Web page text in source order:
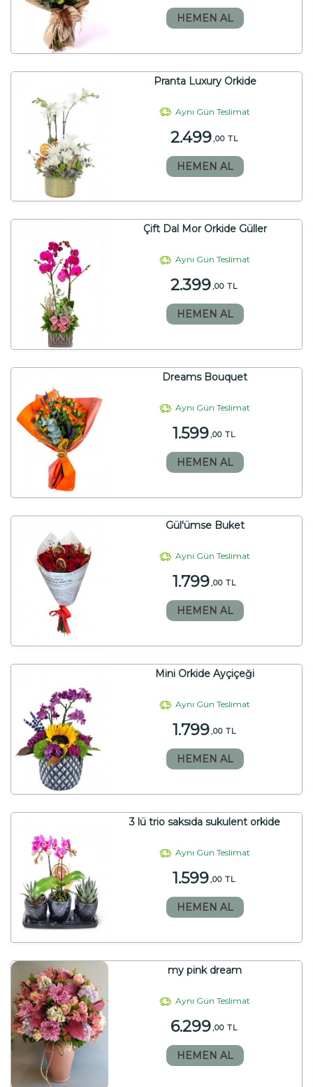
HEMEN AL
Pranta Luxury Orkide
Aynı Gün Teslimat
2.499 ,00 TL
HEMEN AL
Çift Dal Mor Orkide Güller
Aynı Gün Teslimat
2.399,00 TL
HEMEN AL
Dreams Bouquet
Aynı Gün Teslimat
1.599,00 TL
HEMEN AL
Gül'ümse Buket
Aynı Gün Teslimat
1.799,00 TL
HEMEN AL
Mini Orkide Ayçiçeği
Aynı Gün Teslimat
1.799,00 TL
HEMEN AL
3 lü trio saksıda sukulent orkide
Aynı Gün Teslimat
1.599,00 TL
HEMEN AL
my pink dream
Aynı Gün Teslimat
6.299,00 TL
HEMEN AL